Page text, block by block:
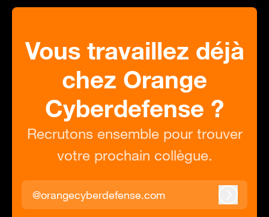
Vous travaillez déjà
chez Orange
Cyberdefense ?
Recrutons ensemble pour trouver
votre prochain collègue.
@orangecyberdefense.com